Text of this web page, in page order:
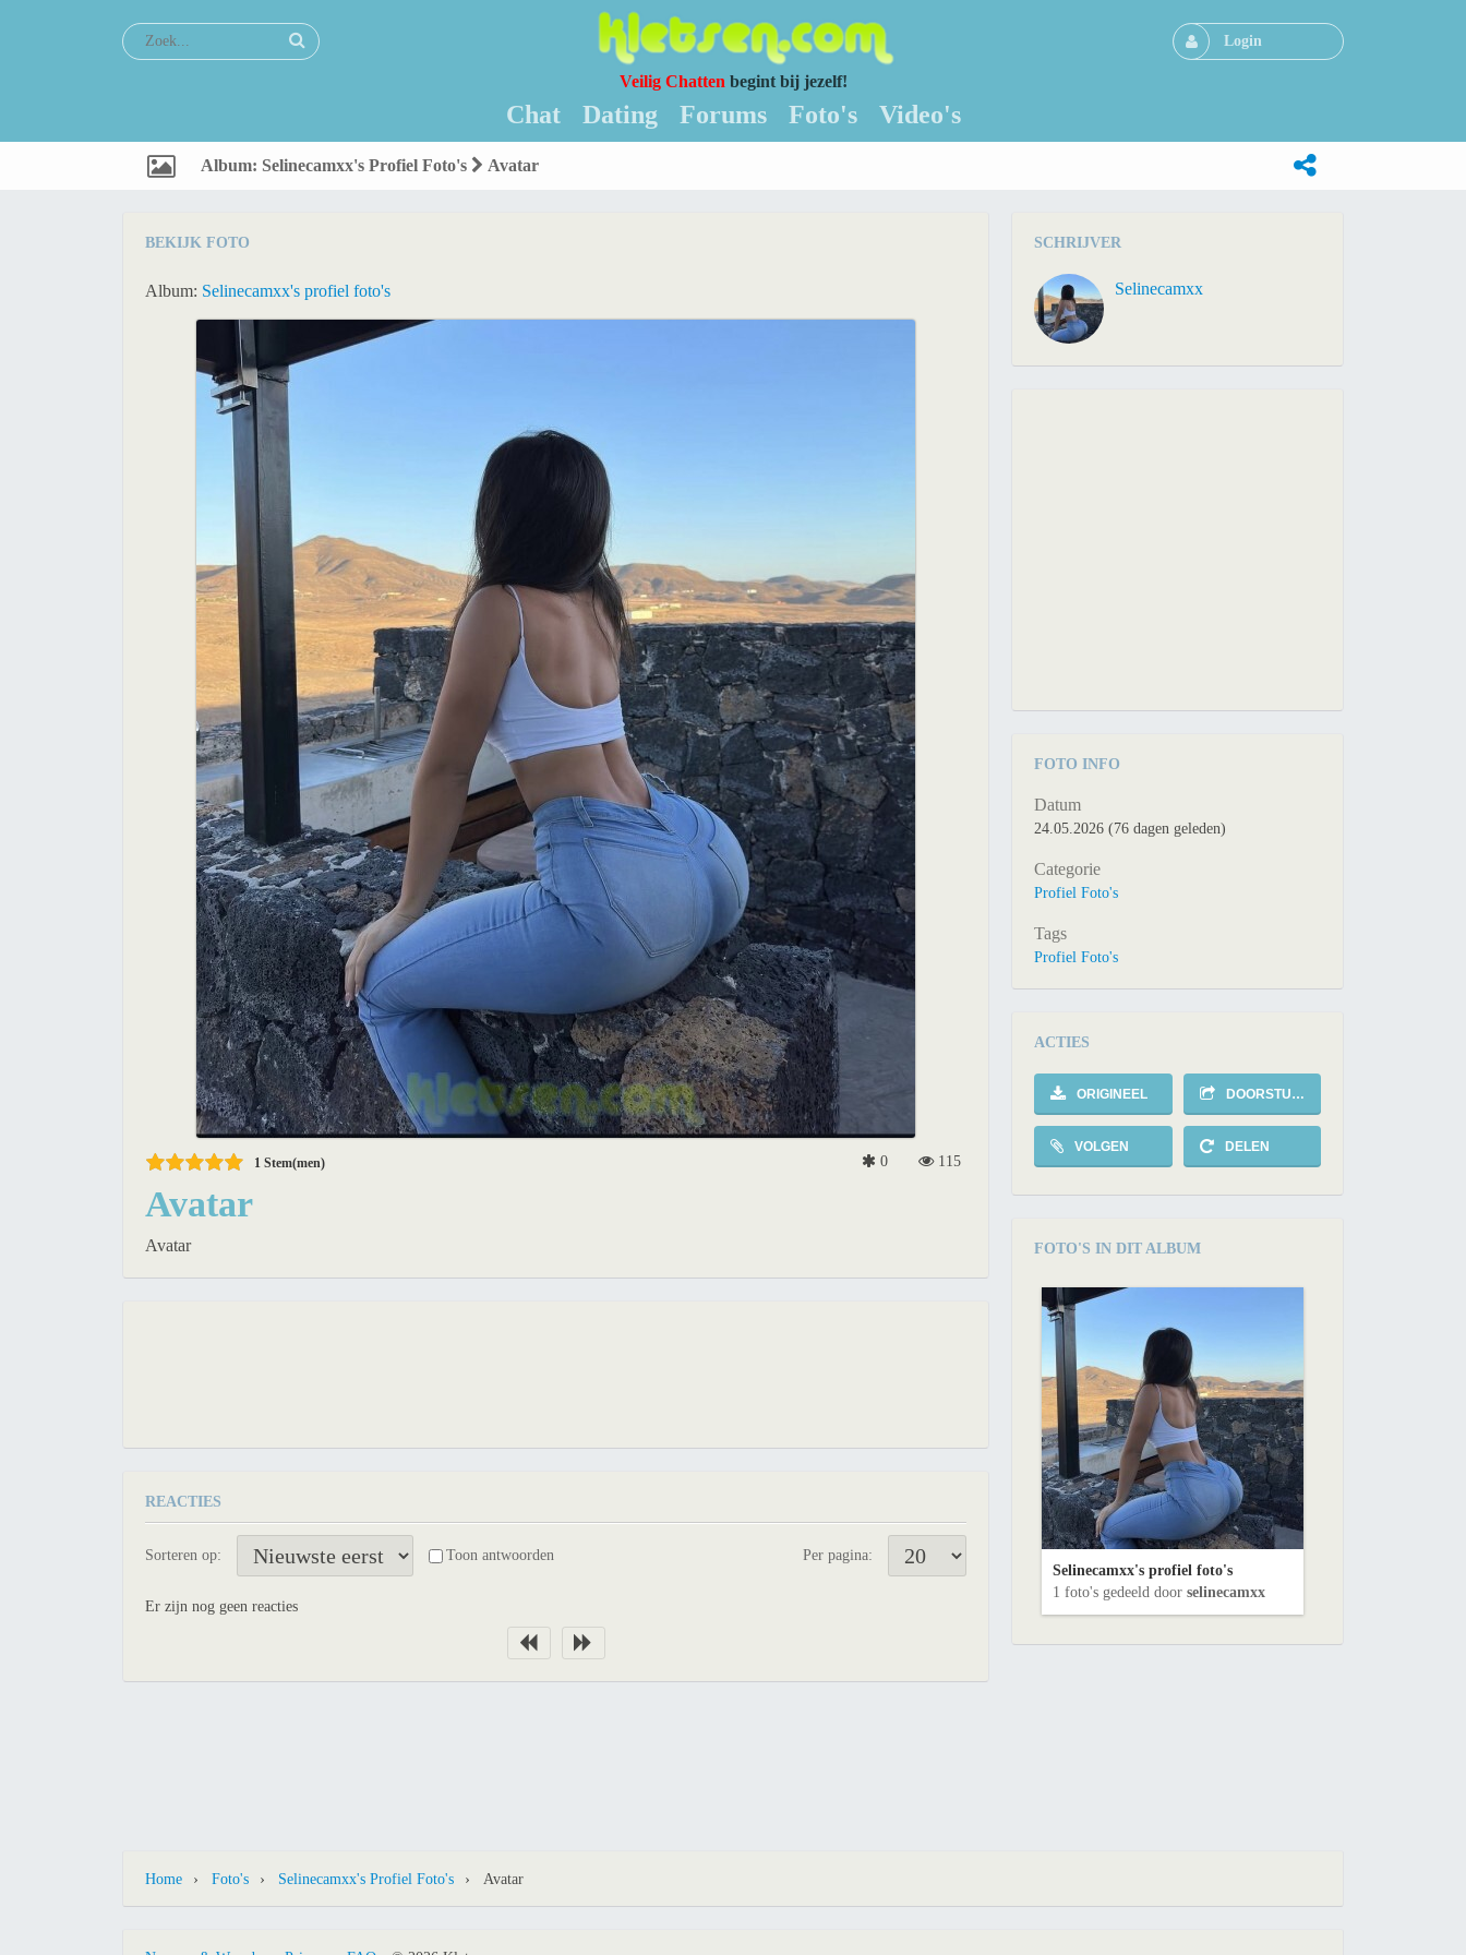
Login
Veilig Chatten begint bij jezelf!
Chat Dating Forums Foto's Video's
Album: Selinecamxx's Profiel Foto's Avatar
BEKIJK FOTO
Album: Selinecamxx's profiel foto's
1 Stem(men) 0 115
Avatar
Avatar
REACTIES
Sorteren op: Toon antwoorden Per pagina:
Er zijn nog geen reacties
SCHRIJVER
Selinecamxx
FOTO INFO
Datum
24.05.2026 (76 dagen geleden)
Categorie
Profiel Foto's
Tags
Profiel Foto's
ACTIES
ORIGINEEL DOORSTUREN
VOLGEN DELEN
FOTO'S IN DIT ALBUM
Selinecamxx's profiel foto's
1 foto's gedeeld doorselinecamxx
Home › Foto's › Selinecamxx's Profiel Foto's › Avatar